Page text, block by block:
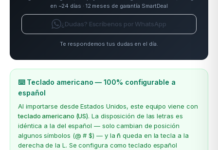
en ~24 días · 12 meses de garantía SmartDeal
¿Dudas? Escríbenos por WhatsApp
Te respondemos tus dudas en el día.
⌨️ Teclado americano — 100% configurable a
español
Al importarse desde Estados Unidos, este equipo viene con
teclado americano (US). La disposición de las letras es
idéntica a la del español — solo cambian de posición
algunos símbolos (@ # $) — y lañ queda en la tecla a la
derecha de la L. Se configura como teclado español